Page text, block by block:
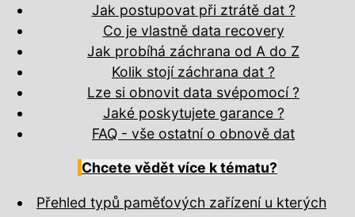
Jak postupovat při ztrátě dat ?
Co je vlastně data recovery
Jak probíhá záchrana od A do Z
Kolik stojí záchrana dat ?
Lze si obnovit data svépomocí ?
Jaké poskytujete garance ?
FAQ - vše ostatní o obnově dat
Chcete vědět více k tématu?
Přehled typů paměťových zařízení u kterých